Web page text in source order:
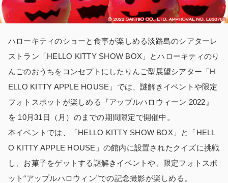
ハローキティのショーと食事が楽しめる淡路島のシアターレ
ストラン「HELLO KITTY SHOW BOX」とハローキティのり
んごのおうちをコンセプトにしたりんご型展望シアター「H
ELLO KITTY APPLE HOUSE」では、謎解きイベントや限定
フォトスポットが楽しめる『アップルハロウィーン 2022』
を 10月31日（月）のまでの期間限定で開催中。
本イベントでは、「HELLO KITTY SHOW BOX」と「HELL
O KITTY APPLE HOUSE」の館内に設置されたクイズに挑戦
し、お菓子をゲットする謎解きイベントや、限定フォトスポ
ット“アップルハロウィン”での記念撮影が楽しめる。